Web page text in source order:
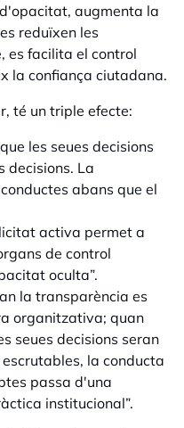
augmenta la
reduïxen les
es facilita el control
la confiança ciutadana.
té un triple efecte:
les seues decisions
decisions. La
abans que el
activa permet a
de control
oculta”.
la transparència es
organitzativa; quan
seues decisions seran
la conducta
passa d'una
institucional”.